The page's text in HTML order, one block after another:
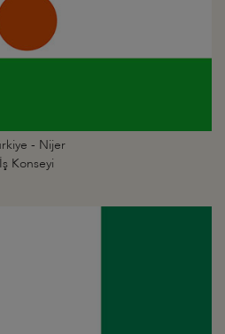
- Nijer
İş Konseyi